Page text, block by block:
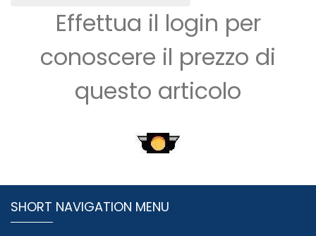
Effettua il login per
conoscere il prezzo di
questo articolo
SHORT NAVIGATION MENU